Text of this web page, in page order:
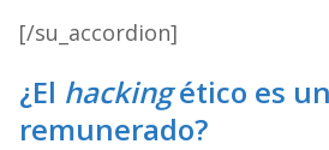
[/su_accordion]
¿El hackingético es
remunerado?